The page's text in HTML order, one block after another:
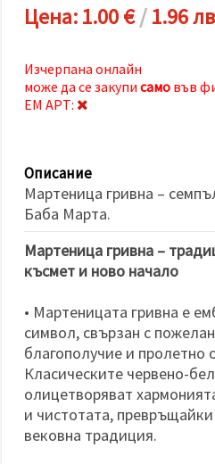
използваме
като
натиснеш
"Приеми
си в
"Настройки",
като
избереш
дадения
"бисквитки"
и кликнеш
Приеми
всички
Настройки
на
бисквитките
Цена:1.00 €/1.96
Изчерпана онлайн
може да се закупи само във
ЕМ АРТ:
Описание
Мартеница гривна –
Баба Марта.
Мартеница гривна –
късмет и ново начало
• Мартеницата гривна е
символ, свързан с
благополучие и пролетно
Класическите червено-
олицетворяват
и чистотата,
вековна традиция.